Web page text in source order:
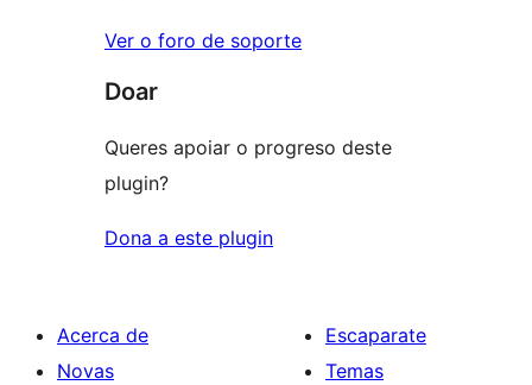
Ver o foro de soporte
Doar
Queres apoiar o progreso deste
plugin?
Dona a este plugin
Acerca de
Novas
Escaparate
Temas